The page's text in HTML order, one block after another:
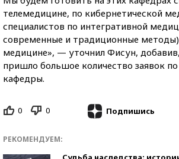
телемедицине, по кибернетической
специалистов по интегративной
современные и традиционные
медицине», — уточнил Фисун,
пришло большое количество заявок
кафедры.
0 0 Подпишись
РЕКОМЕНДУЕМ: